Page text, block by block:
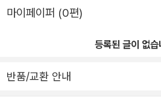
마이페이퍼 (0편)
등록된 글이 없습
반품/교환 안내